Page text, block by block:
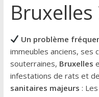
Bruxelles
Un problème
immeubles anciens, ses
souterraines, Bruxelles
infestations de rats et
sanitaires majeurs :